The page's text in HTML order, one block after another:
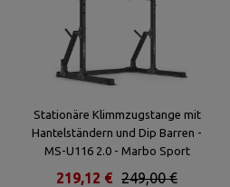
Stationäre Klimmzugstange mit
Hantelständern und Dip Barren -
MS-U116 2.0 - Marbo Sport
249,00 €
219,12 €